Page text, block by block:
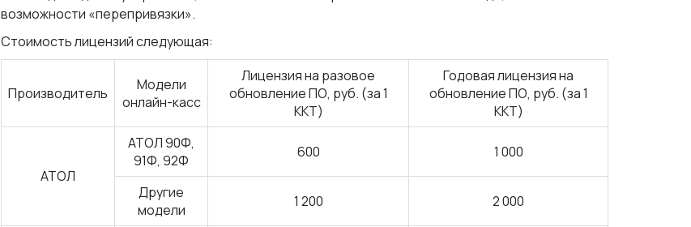
возможности «перепривязки».
Стоимость лицензийследующая:
Производитель
Модели
онлайн-касс
Лицензия на разовое
обновление ПО, руб. (за 1
ККТ)
Годовая лицензия на
обновление ПО, руб. (за 1
ККТ)
АТОЛ
АТОЛ 90Ф,
91Ф, 92Ф
600 1 000
Другие
модели
1 200 2 000